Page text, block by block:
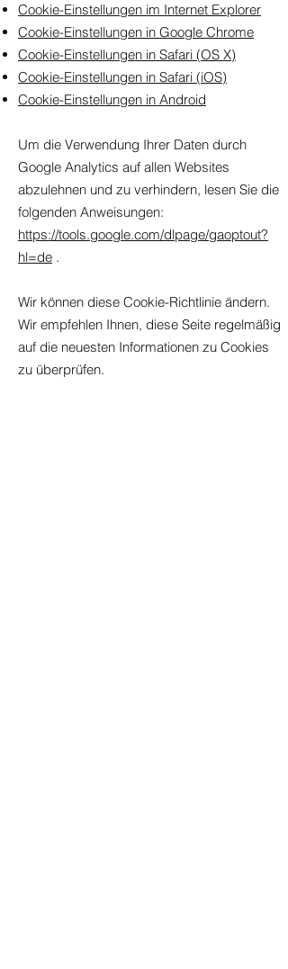
Cookie-Einstellungen im Internet Explorer
Cookie-Einstellungen in Google Chrome
Cookie-Einstellungen in Safari (OS X)
Cookie-Einstellungen in Safari (iOS)
Cookie-Einstellungen in Android
Um die Verwendung Ihrer Daten durch
Google Analytics auf allen Websites
abzulehnen und zu verhindern, lesen Sie die
folgenden Anweisungen:
https://tools.google.com/dlpage/gaoptout?
hl=de .
Wir können diese Cookie-Richtlinie ändern.
Wir empfehlen Ihnen, diese Seite regelmäßig
auf die neuesten Informationen zu Cookies
zu überprüfen.